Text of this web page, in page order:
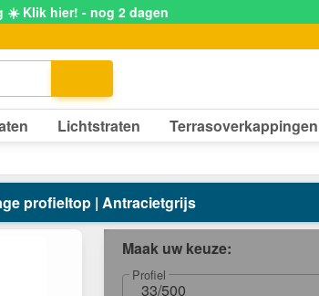
☀️ Klik hier! - nog 2 dagen
Lichtstraten Terrasoverkappingen
profieltop | Antracietgrijs
Maak uw keuze:
Profiel
33/500